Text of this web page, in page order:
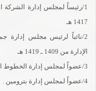
1417 هـ
2/نائباً لرئيس مجلس إدارة
الإدارة من 1409 ـ 1419 هـ
3/عضواً لمجلس إدارة الخطوط الجوية العربية السعودية .
4/عضواً لمجلس إدارة بترومين .